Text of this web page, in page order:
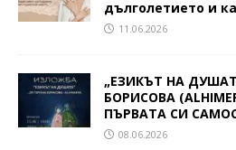
дълголетието и
11.06.2026
„ЕЗИКЪТ НА
БОРИСОВА
ПЪРВАТА СИ
08.06.2026